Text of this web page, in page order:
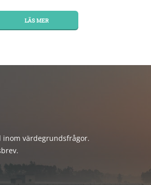
LÄS MER
värdegrundsfrågor.